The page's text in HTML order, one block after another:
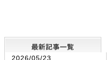
2026/05/23